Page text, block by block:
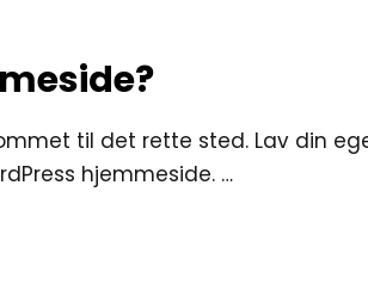
til det rette sted. Lav din
hjemmeside. …